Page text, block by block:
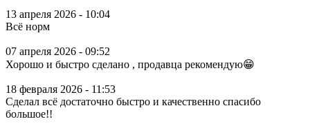
13 апреля 2026 - 10:04
Всё норм
07 апреля 2026 - 09:52
Хорошо и быстро сделано , продавца рекомендую😁
18 февраля 2026 - 11:53
Сделал всё достаточно быстро и качественно спасибо
большое!!